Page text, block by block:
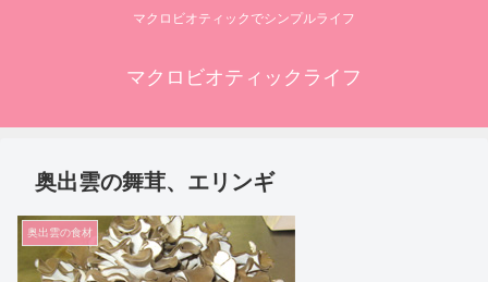
マクロビオティックでシンプルライフ
マクロビオティックライフ
奥出雲の舞茸、エリンギ
奥出雲の食材